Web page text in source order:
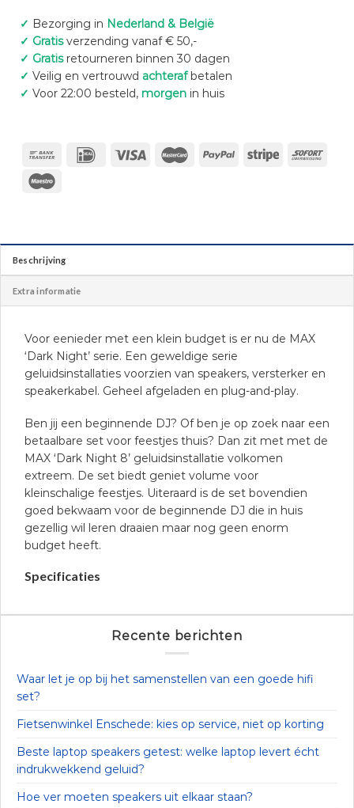
✓ Bezorging in Nederland & België
✓ Gratisverzending vanaf € 50,-
✓ Gratisretourneren binnen 30 dagen
✓ Veilig en vertrouwd achterafbetalen
✓ Voor 22:00 besteld, morgenin huis
Beschrijving
Extra informatie
Voor eenieder met een klein budget is er nu de MAX
‘Dark Night’ serie. Een geweldige serie
geluidsinstallaties voorzien van speakers, versterker en
speakerkabel. Geheel afgeladen en plug-and-play.
Ben jij een beginnende DJ? Of ben je op zoek naar een
betaalbare set voor feestjes thuis? Dan zit met met de
MAX ‘Dark Night 8’ geluidsinstallatie volkomen
extreem. De set biedt geniet volume voor
kleinschalige feestjes. Uiteraard is de set bovendien
goed bekwaam voor de beginnende DJ die in huis
gezellig wil leren draaien maar nog geen enorm
budget heeft.
Specificaties
Recente berichten
Waar let je op bij het samenstellen van een goede hifi
set?
Fietsenwinkel Enschede: kies op service, niet op korting
Beste laptop speakers getest: welke laptop levert écht
indrukwekkend geluid?
Hoe ver moeten speakers uit elkaar staan?